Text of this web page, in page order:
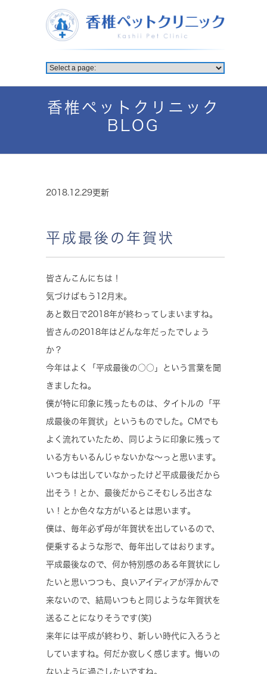
香椎ペットクリニック
BLOG
2018.12.29更新
平成最後の年賀状
皆さんこんにちは！
気づけばもう12月末。
あと数日で2018年が終わってしまいますね。
皆さんの2018年はどんな年だったでしょう
か？
今年はよく「平成最後の○○」という言葉を聞
きましたね。
僕が特に印象に残ったものは、タイトルの「平
成最後の年賀状」というものでした。CMでも
よく流れていたため、同じように印象に残って
いる方もいるんじゃないかな～っと思います。
いつもは出していなかったけど平成最後だから
出そう！とか、最後だからこそむしろ出さな
い！とか色々な方がいるとは思います。
僕は、毎年必ず母が年賀状を出しているので、
便乗するような形で、毎年出してはおります。
平成最後なので、何か特別感のある年賀状にし
たいと思いつつも、良いアイディアが浮かんで
来ないので、結局いつもと同じような年賀状を
送ることになりそうです(笑)
来年には平成が終わり、新しい時代に入ろうと
していますね。何だか寂しく感じます。悔いの
ないように過ごしたいですね。